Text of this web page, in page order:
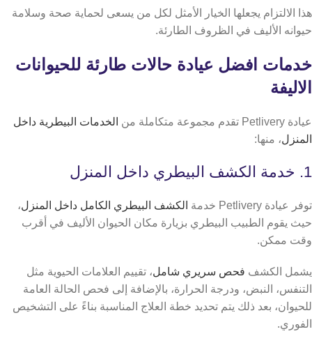
هذا الالتزام يجعلها الخيار الأمثل لكل من يسعى لحماية صحة وسلامة
حيوانه الأليف في الظروف الطارئة.
خدمات افضل عيادة حالات طارئة للحيوانات
الاليفة
عيادة Petlivery تقدم مجموعة متكاملة من
الخدمات البيطرية داخل
المنزل، منها:
1. خدمة الكشف البيطري داخل المنزل
توفر عيادة Petlivery خدمة الكشف البيطري الكامل داخل المنزل،
حيث يقوم الطبيب البيطري بزيارة مكان الحيوان الأليف في أقرب
وقت ممكن.
يشمل الكشف فحص سريري شامل، تقييم العلامات الحيوية مثل
التنفس، النبض، ودرجة الحرارة، بالإضافة إلى فحص الحالة العامة
للحيوان، بعد ذلك يتم تحديد خطة العلاج المناسبة بناءً على التشخيص
الفوري.